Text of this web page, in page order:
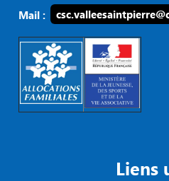
Mail :
Liens